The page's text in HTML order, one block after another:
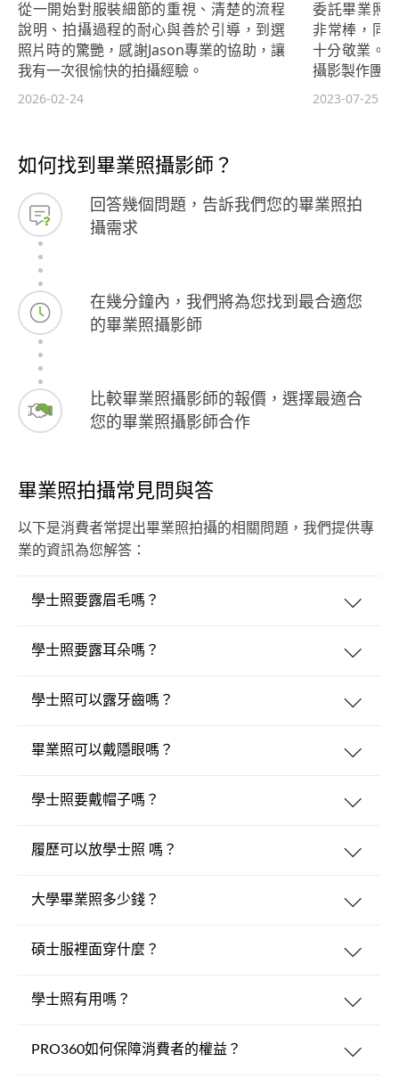
從一開始對服裝細節的重視、清楚的流程
說明、拍攝過程的耐心與善於引導，到選
照片時的驚艷，感謝Jason專業的協助，讓
我有一次很愉快的拍攝經驗。
2026-02-24
委託畢業照
非常棒，同
十分敬業。
攝影製作團
2023-07-25
如何找到畢業照攝影師？
回答幾個問題，告訴我們您的畢業照拍
攝需求
在幾分鐘內，我們將為您找到最合適您
的畢業照攝影師
比較畢業照攝影師的報價，選擇最適合
您的畢業照攝影師合作
畢業照拍攝常見問與答
以下是消費者常提出畢業照拍攝的相關問題，我們提供專
業的資訊為您解答：
學士照要露眉毛嗎？
學士照要露耳朵嗎？
學士照可以露牙齒嗎？
畢業照可以戴隱眼嗎？
學士照要戴帽子嗎？
履歷可以放學士照 嗎？
大學畢業照多少錢？
碩士服裡面穿什麼？
學士照有用嗎？
PRO360如何保障消費者的權益？